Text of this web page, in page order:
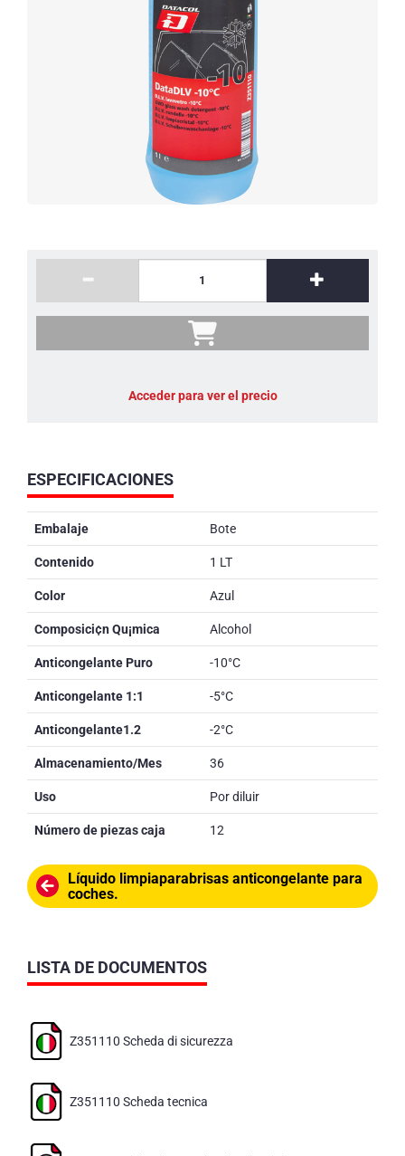
ESPECIFICACIONES
Embalaje Bote
Contenido 1 LT
Color Azul
Composici¢n Qu¡mica Alcohol
Anticongelante Puro -10°C
Anticongelante 1:1 -5°C
Anticongelante1.2 -2°C
Almacenamiento/Mes 36
Uso Por diluir
Número de piezas caja 12
Líquido limpiaparabrisas anticongelante para
coches.
Acceder para ver el precio
LISTA DE DOCUMENTOS
Z351110 Scheda di sicurezza
Z351110 Scheda tecnica